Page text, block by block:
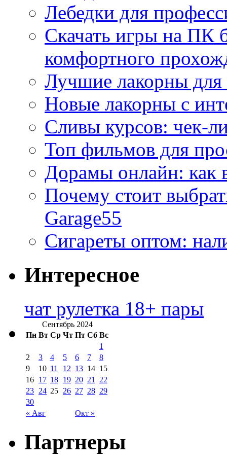
Лебедки для
Скачать игры на ПК
комфортного
Лучшие лакорны для
Новые лакорны с
Сливы курсов: чек-
Топ фильмов для
Дорамы онлайн: как
Почему стоит
Garage55
Сигареты оптом:
Интересное
чат рулетка 18+ пары
Сентябрь 2024
Пн Вт Ср Чт Пт Сб Вс
« Авг Окт »
1
2
3 4 5 6 7
8
9
10 11 12 13 14 15
16 17 18 19 20 21
22
23 24 25 26 27 28 29
30
Партнеры